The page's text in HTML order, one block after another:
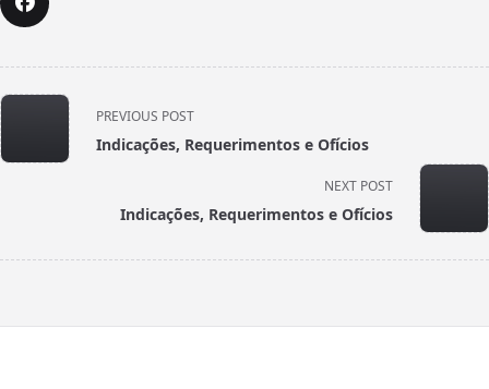
<span
class="nav-
subtitle
PREVIOUS POST
Indicações, Requerimentos e Ofícios
NEXT POST
Indicações, Requerimentos e Ofícios